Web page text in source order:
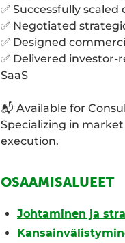
✅ Successfully
✅ Negotiated
✅ Designed
✅ Delivered
SaaS
📬 Available for
Specializing in
execution.
OSAAMISALUEET
Johtaminen ja